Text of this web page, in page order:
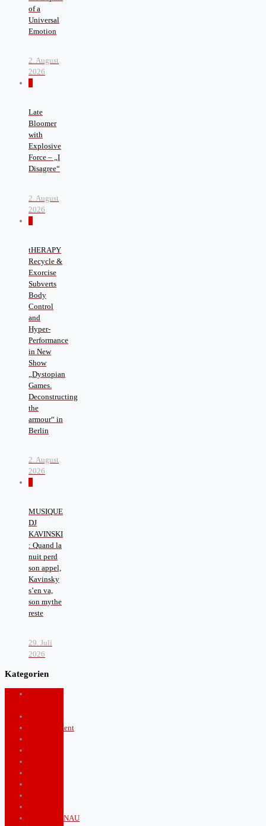
of a
Universal
Emotion
2. August
2026
Late
Bloomer
with
Explosive
Force – „I
Disagree“
2. August
2026
tHERAPY
Recycle &
Exorcise
Subverts
Body
Control
and
Hyper-
Performance
in New
Show
„Dystopian
Games.
Deconstructing
the
armour“ in
Berlin
2. August
2026
MUSIQUE
DJ
KAVINSKI
: Quand la
nuit perd
son appel,
Kavinsky
s’en va,
son mythe
reste
29. Juli
2026
Kategorien
Entertainment
PUNKTGENAU